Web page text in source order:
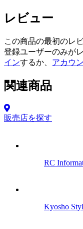
レビュー
この商品の最初のレ
登録ユーザーのみが
インするか、 アカウ
関連商品
販売店を探す
RC
Kyosho